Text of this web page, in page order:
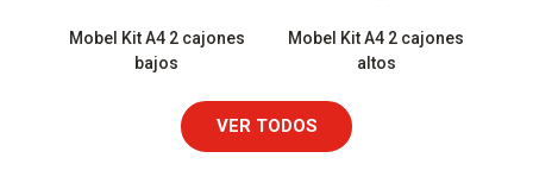
Mobel Kit A4 2 cajones
bajos
Mobel Kit A4 2 cajones
altos
VER TODOS